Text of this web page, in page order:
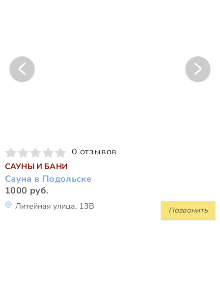
0 отзывов
САУНЫ И БАНИ
Сауна в Подольске
1000 руб.
Позвонить
Литейная улица, 13В